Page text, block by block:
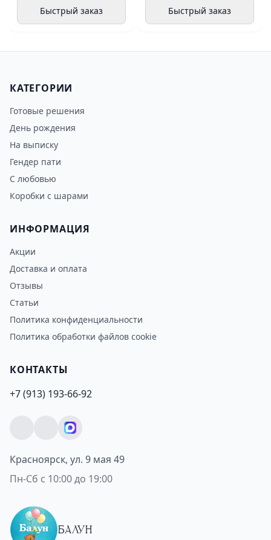
Быстрый заказ Быстрый заказ
КАТЕГОРИИ
Готовые решения
День рождения
На выписку
Гендер пати
С любовью
Коробки с шарами
ИНФОРМАЦИЯ
Акции
Доставка и оплата
Отзывы
Статьи
Политика конфиденциальности
Политика обработки файлов cookie
КОНТАКТЫ
+7 (913) 193-66-92
Красноярск, ул. 9 мая 49
Пн-Сб с 10:00 до 19:00
БАЛУН